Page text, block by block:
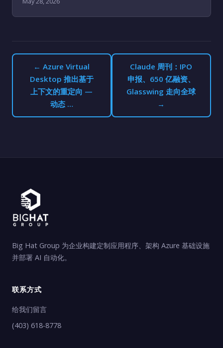
← Azure Virtual
Desktop 推出基于
上下文的重定向 —
动态 …
Claude 周刊：IPO
申报、650 亿融资、
Glasswing 走向全球
→
Big Hat Group 为企业构建定制应用程序、架构 Azure 基础设施
并部署 AI 自动化。
联系方式
给我们留言
(403) 618-8778